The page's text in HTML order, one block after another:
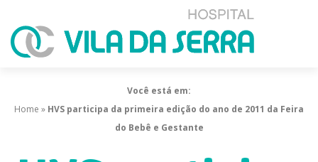
Você está em:
Home » HVS participa da primeira edição do ano de 2011 da Feira
do Bebê e Gestante